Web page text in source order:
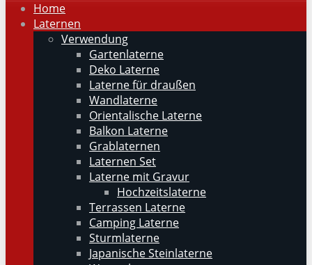
Home
Laternen
Verwendung
Gartenlaterne
Deko Laterne
Laterne für draußen
Wandlaterne
Orientalische Laterne
Balkon Laterne
Grablaternen
Laternen Set
Laterne mit Gravur
Hochzeitslaterne
Terrassen Laterne
Camping Laterne
Sturmlaterne
Japanische Steinlaterne